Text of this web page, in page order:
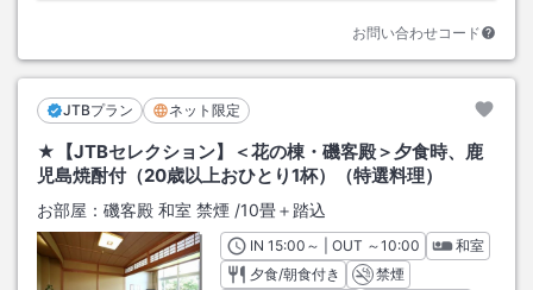
お問い合わせコード
JTBプラン ネット限定
★【JTBセレクション】＜花の棟・磯客殿＞夕食時、鹿
児島焼酎付（20歳以上おひとり1杯）（特選料理）
お部屋： 磯客殿 和室 禁煙 /10畳＋踏込
INチェックイン
15:00 ～ | OUT チェックアウト
～10:00
和室
夕食/朝食付き
禁煙